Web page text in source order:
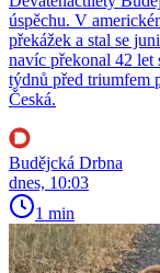
úspěchu. V
překážek a stal se
navíc překonal 42
týdnů před triumfem
Česká.
Budějcká Drbna
dnes, 10:03
1 min